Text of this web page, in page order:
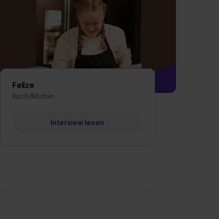
Felize
Koch/Köchin
Interview lesen